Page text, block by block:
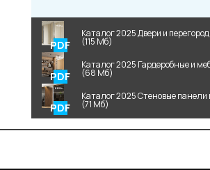
Каталог 2025 Двери и
(115 Мб)
Каталог 2025 Гардеробные и
(68 Мб)
Каталог 2025 Стеновые панели
(71 Мб)